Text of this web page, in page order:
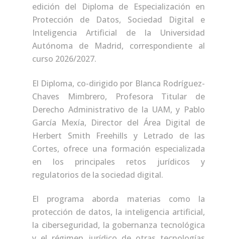
edición del Diploma de Especialización en
Protección de Datos, Sociedad Digital e
Inteligencia Artificial de la Universidad
Autónoma de Madrid, correspondiente al
curso 2026/2027.
El Diploma, co-dirigido por Blanca Rodríguez-
Chaves Mimbrero, Profesora Titular de
Derecho Administrativo de la UAM, y Pablo
García Mexía, Director del Área Digital de
Herbert Smith Freehills y Letrado de las
Cortes, ofrece una formación especializada
en los principales retos jurídicos y
regulatorios de la sociedad digital.
El programa aborda materias como la
protección de datos, la inteligencia artificial,
la ciberseguridad, la gobernanza tecnológica